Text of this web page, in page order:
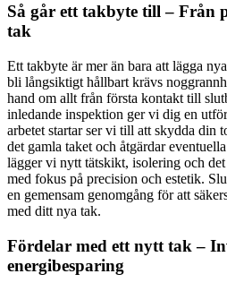
Så går ett takbyte till – Från
tak
Ett takbyte är mer än bara att lägga
bli långsiktigt hållbart krävs
hand om allt från första kontakt till
inledande inspektion ger vi dig en
arbetet startar ser vi till att skydda din
det gamla taket och åtgärdar
lägger vi nytt tätskikt, isolering och
med fokus på precision och estetik.
en gemensam genomgång för att
med ditt nya tak.
Fördelar med ett nytt tak –
energibesparing